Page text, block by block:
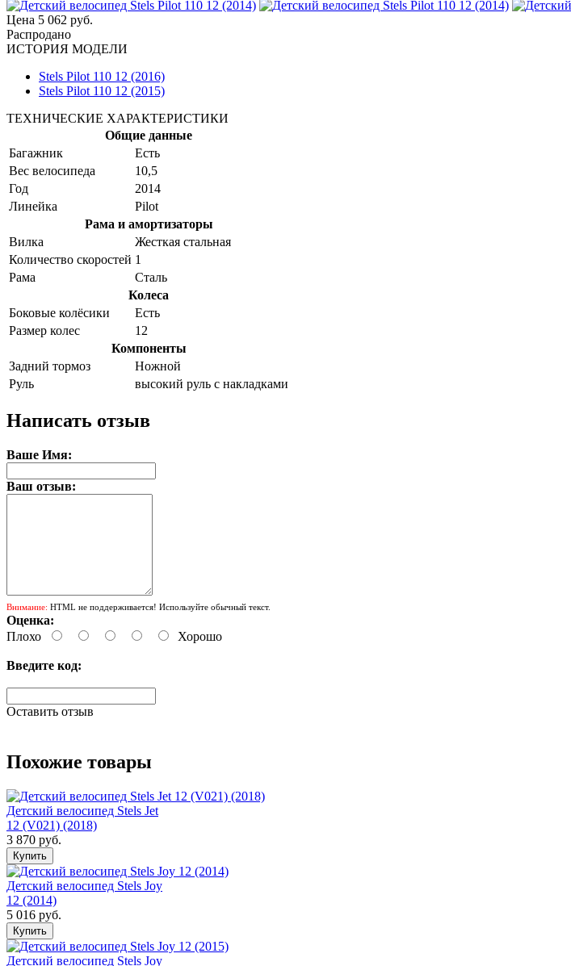
Цена 5 062 руб.
Распродано
ИСТОРИЯ МОДЕЛИ
Stels Pilot 110 12 (2016)
Stels Pilot 110 12 (2015)
ТЕХНИЧЕСКИЕ ХАРАКТЕРИСТИКИ
Общие данные
Багажник
Есть
Вес велосипеда
10,5
Год
2014
Линейка
Pilot
Рама и амортизаторы
Вилка
Жесткая стальная
Количество скоростей 1
Рама
Сталь
Колеса
Боковые колёсики
Есть
Размер колес
12
Компоненты
Задний тормоз
Ножной
Руль
высокий руль с накладками
Написать отзыв
Ваше Имя:
Ваш отзыв:
Внимание: HTML не поддерживается! Используйте обычный текст.
Оценка:
Плохо
Хорошо
Введите код:
Оставить отзыв
Похожие товары
Детский велосипед Stels Jet
12 (V021) (2018)
3 870 руб.
Детский велосипед Stels Joy
12 (2014)
5 016 руб.
Детский велосипед Stels Joy